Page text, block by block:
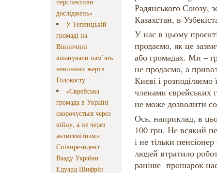
досліджень»
У Теплицькій
громаді на
Вінничині
вшанували пам’ять
невинних жертв
Голокосту
«Єврейська
громада в Україні
скорочується через
війну, а не через
антисемітизм»:
Співпрезидент
Вааду України
Едуард Шифрін
Радянського Союзу,
Казахстан, в
У нас в цьому
продаємо, як це
або громадах. Ми –
не продаємо, а
Києві і
членами єврейських
не може дозволити
Ось, наприклад, в
100 грн. Не всякий
і не тільки
людей втратило
раніше прошарок